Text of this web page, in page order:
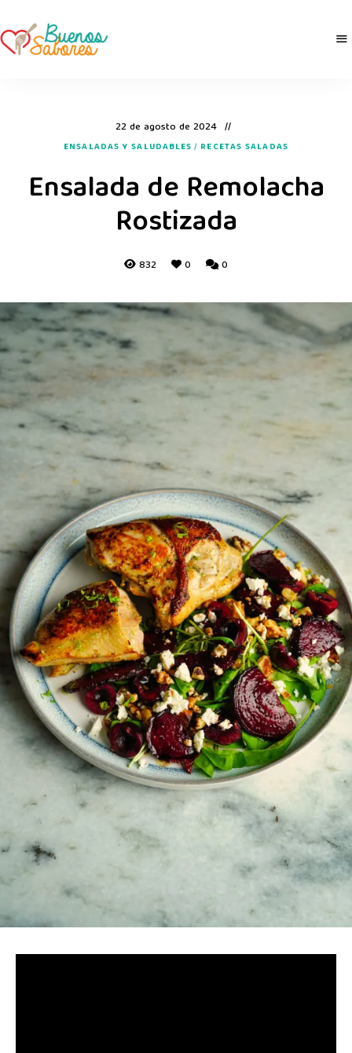
22 de agosto de 2024
ENSALADAS Y SALUDABLES / RECETAS SALADAS
Ensalada de Remolacha
Rostizada
832 0 0